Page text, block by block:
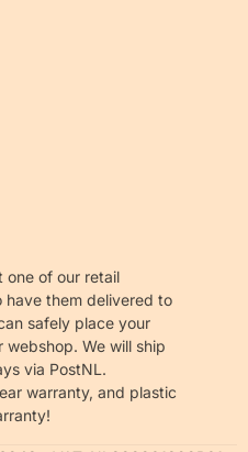
one of our retail
have them delivered to
safely place your
We will ship
via PostNL.
warranty, and plastic